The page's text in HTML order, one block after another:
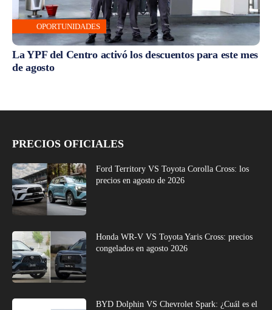
OPORTUNIDADES
La YPF del Centro activó los descuentos para este mes
de agosto
PRECIOS OFICIALES
Ford Territory VS Toyota Corolla Cross: los
precios en agosto de 2026
Honda WR-V VS Toyota Yaris Cross: precios
congelados en agosto 2026
BYD Dolphin VS Chevrolet Spark: ¿Cuál es el